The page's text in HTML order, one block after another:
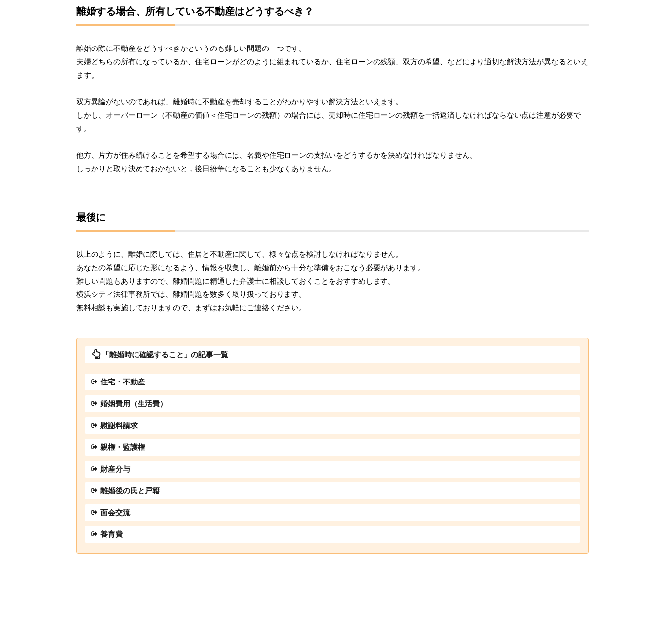
離婚する場合、所有している不動産はどうするべき？
離婚の際に不動産をどうすべきかというのも難しい問題の一つです。
夫婦どちらの所有になっているか、住宅ローンがどのように組まれているか、住宅ローンの残額、双方の希望、などにより適切な解決方法が異なるといえ
ます。
双方異論がないのであれば、離婚時に不動産を売却することがわかりやすい解決方法といえます。
しかし、オーバーローン（不動産の価値＜住宅ローンの残額）の場合には、売却時に住宅ローンの残額を一括返済しなければならない点は注意が必要で
す。
他方、片方が住み続けることを希望する場合には、名義や住宅ローンの支払いをどうするかを決めなければなりません。
しっかりと取り決めておかないと，後日紛争になることも少なくありません。
最後に
以上のように、離婚に際しては、住居と不動産に関して、様々な点を検討しなければなりません。
あなたの希望に応じた形になるよう、情報を収集し、離婚前から十分な準備をおこなう必要があります。
難しい問題もありますので、離婚問題に精通した弁護士に相談しておくことをおすすめします。
横浜シティ法律事務所では、離婚問題を数多く取り扱っております。
無料相談も実施しておりますので、まずはお気軽にご連絡ください。
「離婚時に確認すること」の記事一覧
住宅・不動産
婚姻費用（生活費）
慰謝料請求
親権・監護権
財産分与
離婚後の氏と戸籍
面会交流
養育費